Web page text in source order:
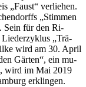
„Faust“ ver­lie­hen.
„Stim­men
Sein für den Ri­
Lie­der­zy­klus „Trä­
wird am 30. April
Gär­ten“, ein mu­
wird im Mai 2019
erklingen.